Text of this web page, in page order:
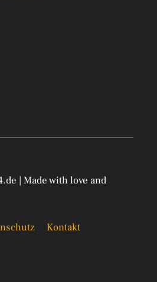
| Made with love and
Kontakt